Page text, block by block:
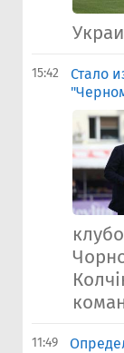
15:42
Стало
11:49